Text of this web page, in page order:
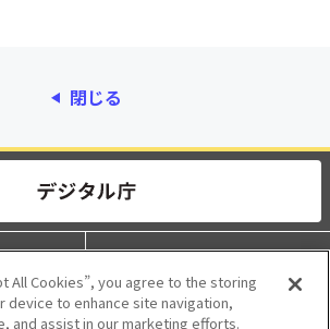
閉じる
個人情報保護
アクセシビリティ
All Cookies”, you agree to the storing
device to enhance site navigation,
and assist in our marketing efforts.